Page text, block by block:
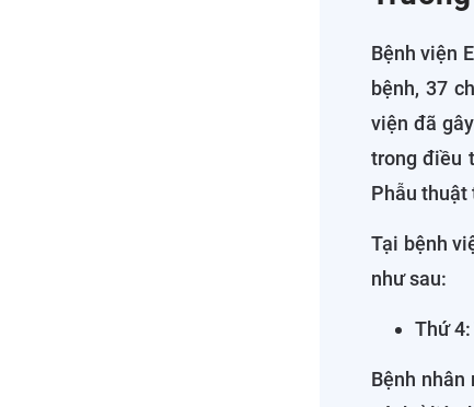
Bệnh viện
bệnh, 37
viện đã
trong điều
Phẫu thuật
Tại bệnh
như sau:
Thứ
Bệnh